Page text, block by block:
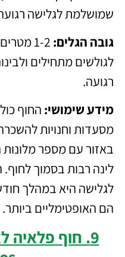
שמושלמת לגלישה
גובה הגלים:
1-2
לגולשים מתחילים
רגועה.
מידע שימושי: החוף
מסעדות וחנויות
באזור עם מספר
לינה רבות בסמוך
לגלישה היא במהלך
הם האופטימליים ביותר.